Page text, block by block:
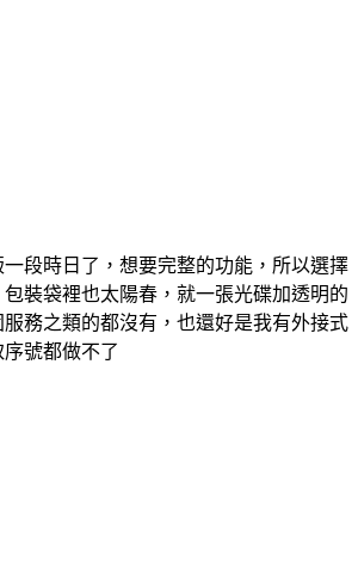
段時日了，想要完整的功能，所以選擇
裝袋裡也太陽春，就一張光碟加透明的
務之類的都沒有，也還好是我有外接式
號都做不了